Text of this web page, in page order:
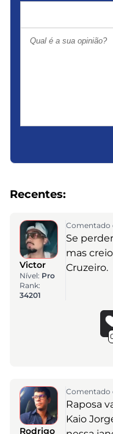
Recentes:
Victor
Nível: Pro
Rank:
34201
Comentado
Se
mas
Cruzeiro.
Rodrigo
Comentado
Raposa
Kaio